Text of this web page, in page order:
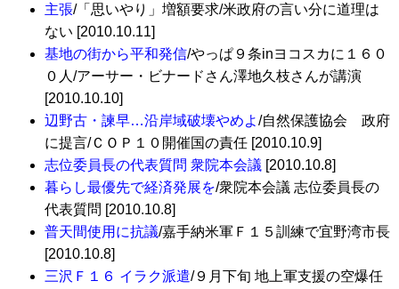
主張/「思いやり」増額要求/米政府の言い分に道理は
ない [2010.10.11]
基地の街から平和発信/やっぱ９条inヨコスカに１６０
０人/アーサー・ビナードさん澤地久枝さんが講演
[2010.10.10]
辺野古・諫早…沿岸域破壊やめよ/自然保護協会 政府
に提言/ＣＯＰ１０開催国の責任 [2010.10.9]
志位委員長の代表質問 衆院本会議 [2010.10.8]
暮らし最優先で経済発展を/衆院本会議 志位委員長の
代表質問 [2010.10.8]
普天間使用に抗議/嘉手納米軍Ｆ１５訓練で宜野湾市長
[2010.10.8]
三沢Ｆ１６ イラク派遣/９月下旬 地上軍支援の空爆任